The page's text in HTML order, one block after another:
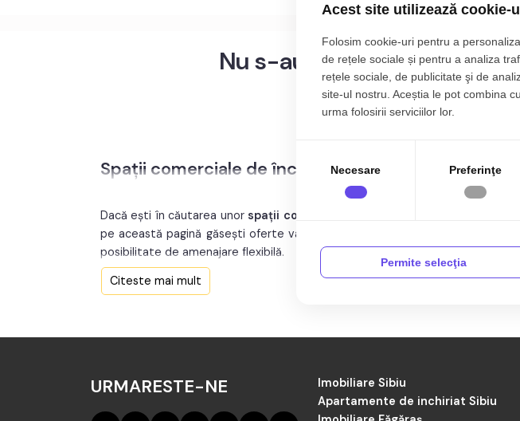
Nu s-au gasit rezultate
Spații comerciale de închiriat în Sibiu
Dacă ești în căutarea unor spații comerciale de închiriat în Sibiu
, ai
pe această pagină găsești oferte variate, actualizate constant, din toate
posibilitate de amenajare flexibilă.
Fie că te interesează o locație centrală sau una în proximitatea zonelor
Vezi și oferta Taboo Imobiliare pentru spatii de inchiriat in Sibiu
Citeste mai mult
URMARESTE-NE Imobiliare Sibiu
Apartamente de inchiriat Sibiu
Acest site utilizează cookie-
Folosim cookie-uri pentru a
de rețele sociale și pentru a analiza
rețele sociale, de publicitate şi de
site-ul nostru. Aceștia le pot combina
urma folosirii serviciilor lor.
Necesare Preferinţe
Permite selecţia